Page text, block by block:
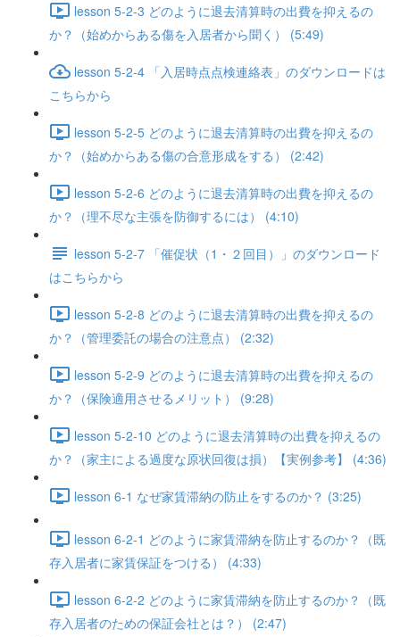
lesson 5-2-3 どのように退去清算時の出費を抑えるの
か？（始めからある傷を入居者から聞く） (5:49)
lesson 5-2-4 「入居時点点検連絡表」のダウンロードは
こちらから
lesson 5-2-5 どのように退去清算時の出費を抑えるの
か？（始めからある傷の合意形成をする） (2:42)
lesson 5-2-6 どのように退去清算時の出費を抑えるの
か？（理不尽な主張を防御するには） (4:10)
lesson 5-2-7 「催促状（1・２回目）」のダウンロード
はこちらから
lesson 5-2-8 どのように退去清算時の出費を抑えるの
か？（管理委託の場合の注意点） (2:32)
lesson 5-2-9 どのように退去清算時の出費を抑えるの
か？（保険適用させるメリット） (9:28)
lesson 5-2-10 どのように退去清算時の出費を抑えるの
か？（家主による過度な原状回復は損）【実例参考】 (4:36)
lesson 6-1 なぜ家賃滞納の防止をするのか？ (3:25)
lesson 6-2-1 どのように家賃滞納を防止するのか？（既
存入居者に家賃保証をつける） (4:33)
lesson 6-2-2 どのように家賃滞納を防止するのか？（既
存入居者のための保証会社とは？） (2:47)